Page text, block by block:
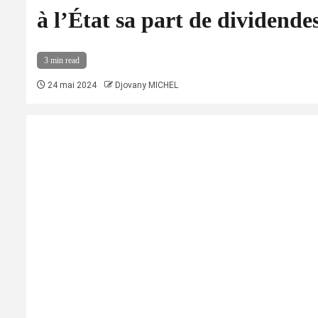
à l’État sa part de
3 min read
24 mai 2024 Djovany MICHEL